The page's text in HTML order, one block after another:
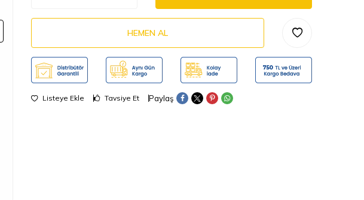
HEMEN AL
Listeye Ekle Tavsiye Et Paylaş